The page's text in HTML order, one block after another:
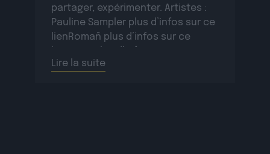
partager, expérimenter. Artistes :
Pauline Sampler plus d’infos sur ce
lienRomañ plus d’infos sur ce
lienSopycal plus d’infos sur ce
Lire la suite